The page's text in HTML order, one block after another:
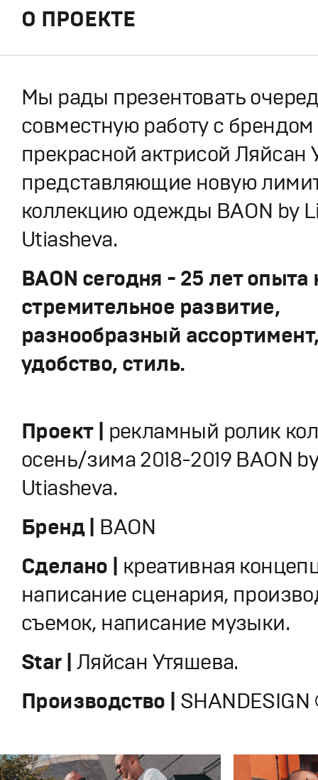
О ПРОЕКТЕ
Мы рады презентовать
совместную работу с брендом
прекрасной актрисой Ляйсан
представляющие новую
коллекцию одежды BAON by
Utiasheva.
BAON сегодня - 25 лет
стремительное развитие,
разнообразный
удобство, стиль.
Проект | рекламный ролик
осень/зима 2018-2019 BAON
Utiasheva.
Бренд | BAON
Сделано | креативная
написание сценария,
съемок, написание музыки.
Star | Ляйсан Утяшева.
Производство |